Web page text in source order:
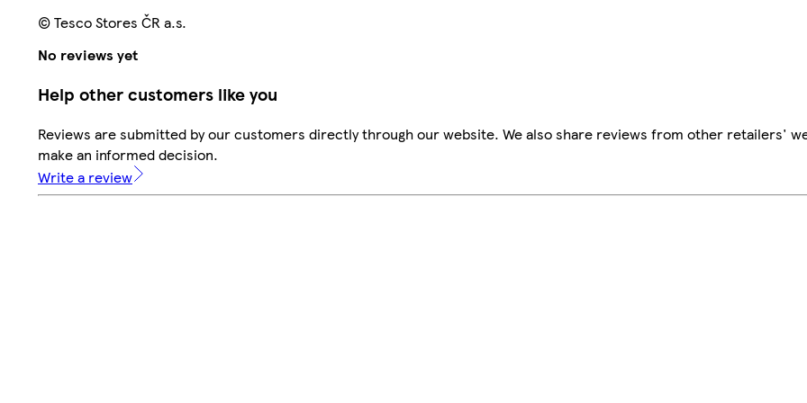
© Tesco Stores ČR a.s.
No reviews yet
Help other customers like you
Reviews are submitted by our customers directly through our website. We also share reviews from other retailers'
make an informed decision.
Write a review